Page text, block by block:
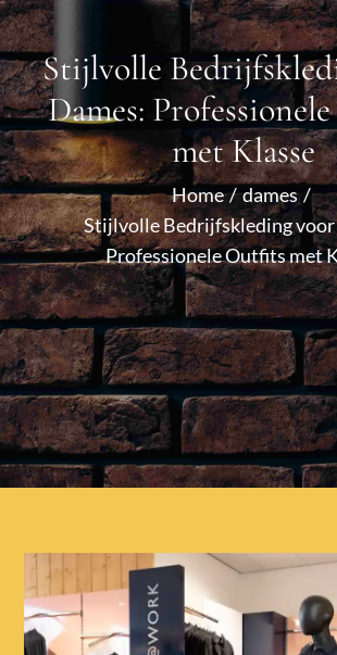
Stijlvolle
Dames:
met Klasse
Home
dames
Stijlvolle Bedrijfskleding voor
Professionele Outfits met